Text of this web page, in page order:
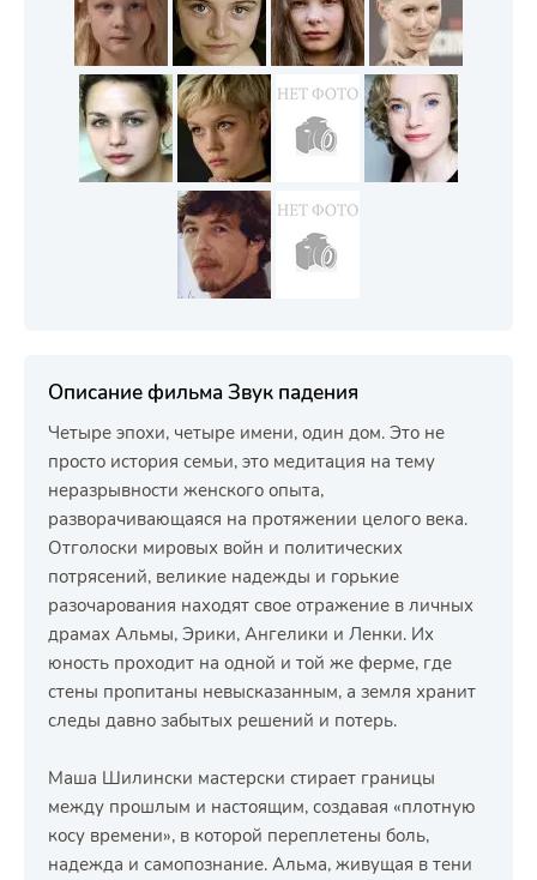
Описание фильма Звук падения
Четыре эпохи, четыре имени, один дом. Это не
просто история семьи, это медитация на тему
неразрывности женского опыта,
разворачивающаяся на протяжении целого века.
Отголоски мировых войн и политических
потрясений, великие надежды и горькие
разочарования находят свое отражение в личных
драмах Альмы, Эрики, Ангелики и Ленки. Их
юность проходит на одной и той же ферме, где
стены пропитаны невысказанным, а земля хранит
следы давно забытых решений и потерь.
Маша Шилински мастерски стирает границы
между прошлым и настоящим, создавая «плотную
косу времени», в которой переплетены боль,
надежда и самопознание. Альма, живущая в тени